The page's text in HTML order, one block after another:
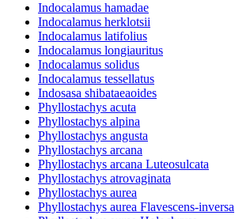
Indocalamus hamadae
Indocalamus herklotsii
Indocalamus latifolius
Indocalamus longiauritus
Indocalamus solidus
Indocalamus tessellatus
Indosasa shibataeaoides
Phyllostachys acuta
Phyllostachys alpina
Phyllostachys angusta
Phyllostachys arcana
Phyllostachys arcana Luteosulcata
Phyllostachys atrovaginata
Phyllostachys aurea
Phyllostachys aurea Flavescens-inversa